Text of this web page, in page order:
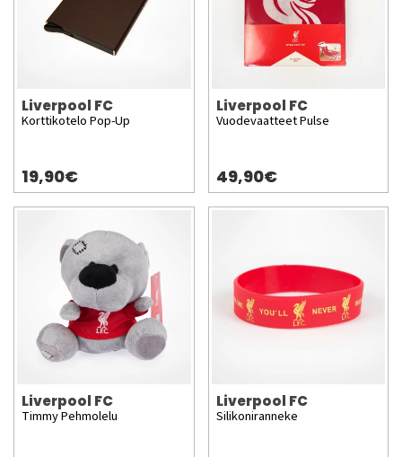
Liverpool FC
Korttikotelo Pop-Up
19,90€
Liverpool FC
Vuodevaatteet Pulse
49,90€
Liverpool FC
Timmy Pehmolelu
Liverpool FC
Silikoniranneke